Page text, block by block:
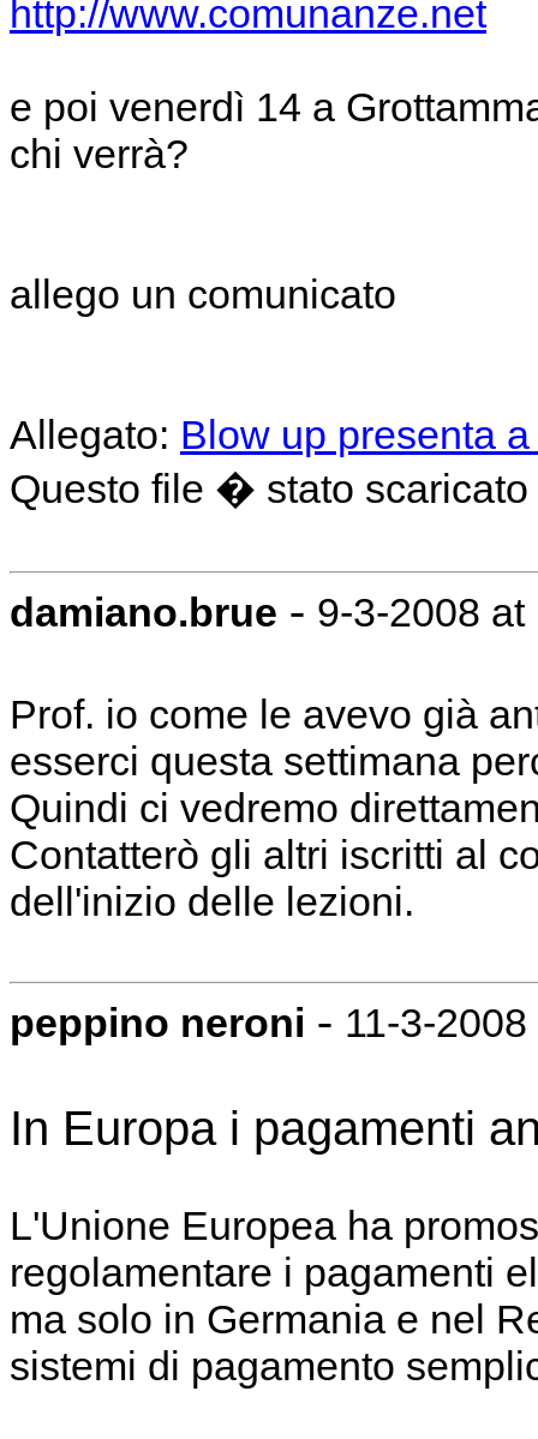
http://www.comunanze.net
e poi venerdì 14 a
chi verrà?
allego un comunicato
Allegato: Blow up presenta
Questo file � stato scaricato
damiano.brue - 9-3-2008 at
Prof. io come le avevo già
esserci questa settimana
Quindi ci vedremo
Contatterò gli altri iscritti al
dell'inizio delle lezioni.
peppino neroni - 11-3-
In Europa i pagamenti
L'Unione Europea ha
regolamentare i pagamenti
ma solo in Germania e nel
sistemi di pagamento